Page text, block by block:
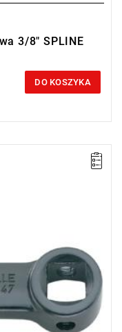
3/8" SPLINE
DO KOSZYKA